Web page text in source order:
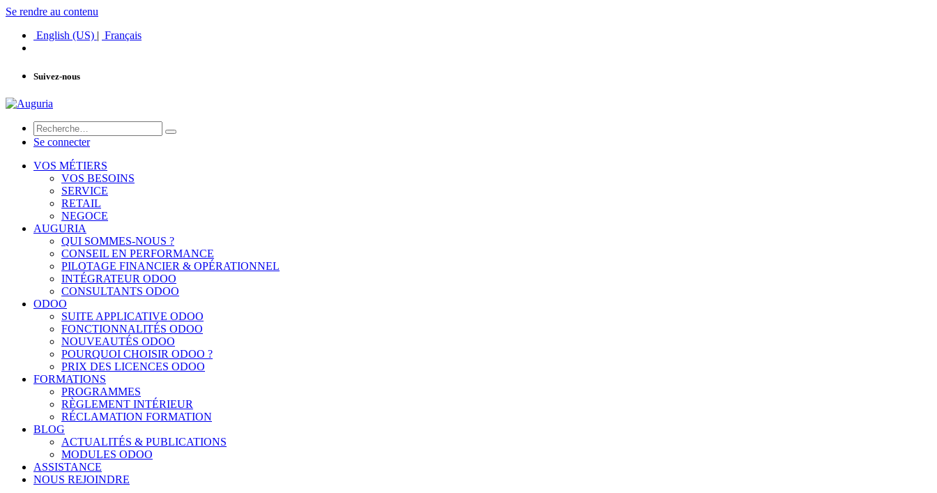
Se rendre au contenu
English (US) | Français
Suivez-nous
Se connecter
VOS MÉTIERS
VOS BESOINS
SERVICE
RETAIL
NEGOCE
AUGURIA
QUI SOMMES-NOUS ?
CONSEIL EN PERFORMANCE
PILOTAGE FINANCIER & OPÉRATIONNEL
INTÉGRATEUR ODOO
CONSULTANTS ODOO
ODOO
SUITE APPLICATIVE ODOO
FONCTIONNALITÉS ODOO
NOUVEAUTÉS ODOO
POURQUOI CHOISIR ODOO ?
PRIX DES LICENCES ODOO
FORMATIONS
PROGRAMMES
RÈGLEMENT INTÉRIEUR
RÉCLAMATION FORMATION
BLOG
ACTUALITÉS & PUBLICATIONS
MODULES ODOO
ASSISTANCE
NOUS REJOINDRE